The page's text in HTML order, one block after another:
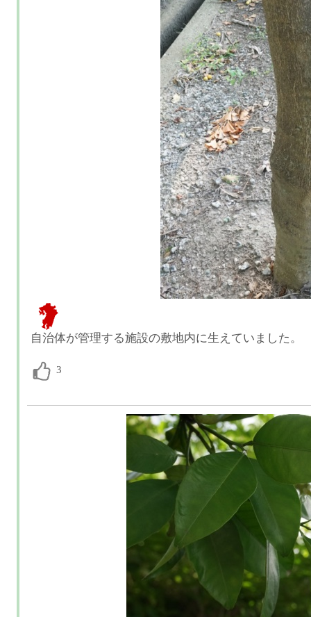
自治体が管理する施設の敷地内に生えていました。